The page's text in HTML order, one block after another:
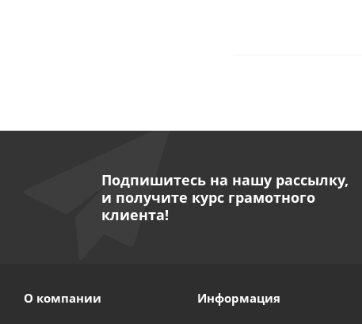
Подпишитесь на нашу рассылку,
и получите курс грамотного
клиента!
О компании Информация